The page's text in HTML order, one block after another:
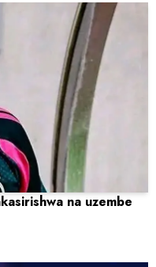
na uzembe